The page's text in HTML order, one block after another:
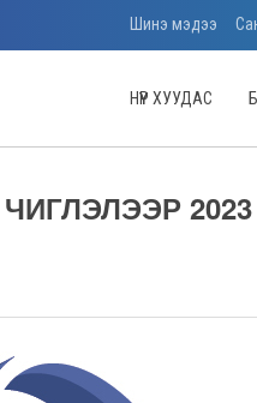
Шинэ мэдээ
НҮҮР ХУУДАС